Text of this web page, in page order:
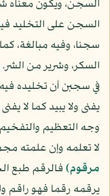
السجن، ويكون معناه
السجن على التخليد
سجنا، وفيه مبالغة،
السكر، وشرير من
في سجبن أن تخليده
يفنى ولا يبيد كما لا
وجه التعظيم
لا تعلمه وإن علمته
مرقوم)فالرقم طبع
يرقمه رقما فهو راقم